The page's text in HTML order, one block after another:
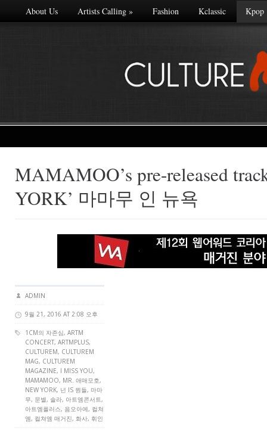
About Us Artists Calling» Fashion Kclassic Kpop
MAMAMOO’s pre-released
YORK’ 마마무 인 뉴욕
ADMIN
9월 21, 2016 AT 2:08 오후
1CM의 자존심, ARTM
CONCERT, ARTMPLUS,
CULTUREM, CULTUREM
MAG, CULTUREM
MAGAZINE, I MISS YOU,
MAMAMOO, MR. 애매모호,
NEW YORK, 넌 IS 뭔들, 마마
무, 문별, 솔라, 아트엠콘서트,
아트엠플러스, 음오아예, 컬쳐
엠, 컬쳐엠 매거진, 화사, 휘인
Made with
More Info